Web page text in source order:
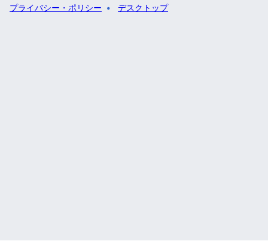
プライバシー・ポリシー
デスクトップ